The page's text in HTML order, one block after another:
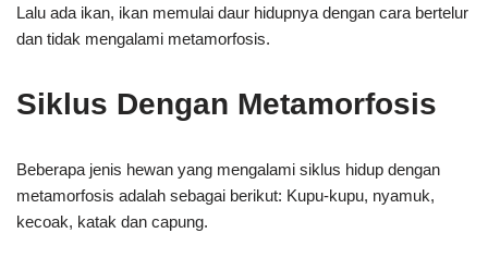
Lalu ada ikan, ikan memulai daur hidupnya dengan cara bertelur
dan tidak mengalami metamorfosis.
Siklus Dengan Metamorfosis
Beberapa jenis hewan yang mengalami siklus hidup dengan
metamorfosis adalah sebagai berikut: Kupu-kupu, nyamuk,
kecoak, katak dan capung.